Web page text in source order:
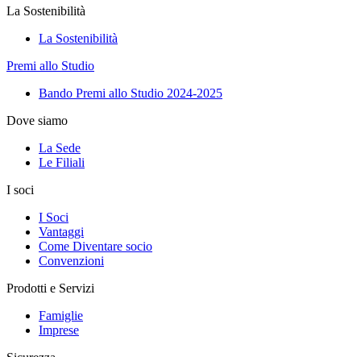
La Sostenibilità
La Sostenibilità
Premi allo Studio
Bando Premi allo Studio 2024-2025
Dove siamo
La Sede
Le Filiali
I soci
I Soci
Vantaggi
Come Diventare socio
Convenzioni
Prodotti e Servizi
Famiglie
Imprese